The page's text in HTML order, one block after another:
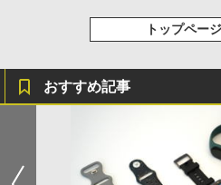
トップペー
おすすめ記事